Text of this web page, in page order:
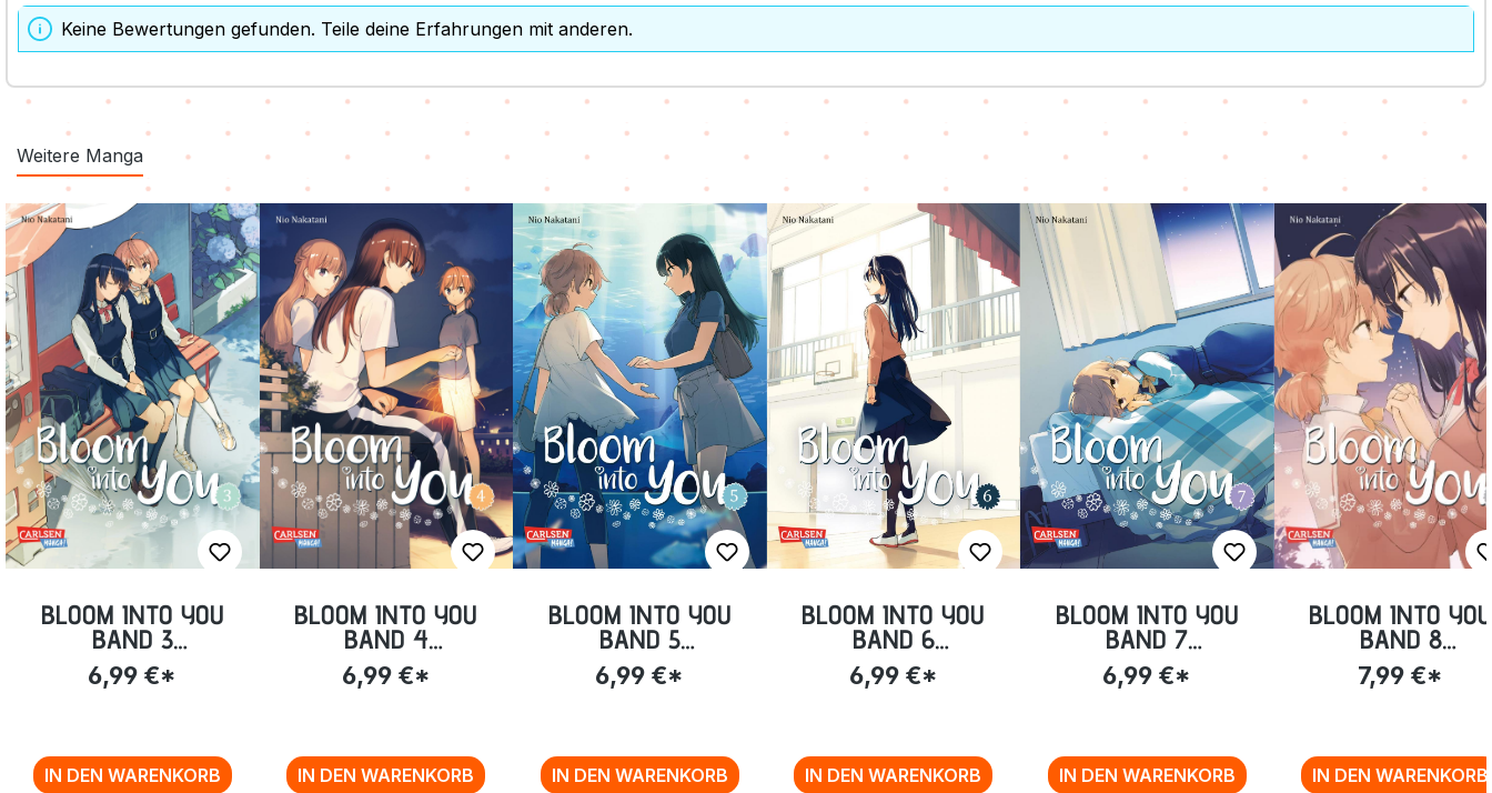
Keine Bewertungen gefunden. Teile deine Erfahrungen mit anderen.
Weitere Manga
BLOOM INTO YOU
BAND 3
(TASCHENBUCH)
6,99 €*
IN DEN WARENKORB
BLOOM INTO YOU
BAND 4
(TASCHENBUCH)
6,99 €*
IN DEN WARENKORB
BLOOM INTO YOU
BAND 5
(TASCHENBUCH)
6,99 €*
IN DEN WARENKORB
BLOOM INTO YOU
BAND 6
(TASCHENBUCH)
6,99 €*
IN DEN WARENKORB
BLOOM INTO YOU
BAND 7
(TASCHENBUCH)
6,99 €*
IN DEN WARENKORB
BLOOM INTO YOU
BAND 8
(TASCHENBUCH)
7,99 €*
IN DEN WARENKORB